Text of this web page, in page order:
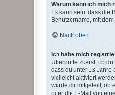
Warum kann ich mich
Es kann sein, dass die
Benutzername, mit
Nach oben
Ich habe mich
Überprüfe zuerst, ob
dass du unter 13 Jahre
vielleicht aktiviert
wurde dir mitgeteilt, ob
oder die E-Mail von